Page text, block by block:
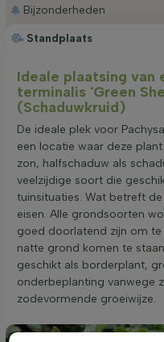
Standplaats
Bijzonderheden
Ideale plaatsing van
terminalis 'Green
(Schaduwkruid)
De ideale plek voor
een locatie waar deze
zon, halfschaduw als
veelzijdige soort die
tuinsituaties. Wat betreft
eisen. Alle grondsoorten
goed doorlatend zijn om
natte grond komen te
geschikt als borderplant,
onderbeplanting vanwege
zodevormende groeiwijze.